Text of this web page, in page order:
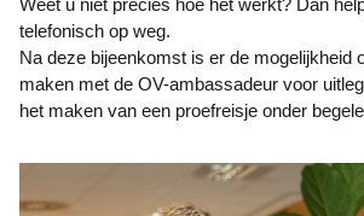
Weet u niet precies hoe het werkt? Dan
telefonisch op weg.
Na deze bijeenkomst is er de mogelijkheid
maken met de OV-ambassadeur voor
het maken van een proefreisje onder